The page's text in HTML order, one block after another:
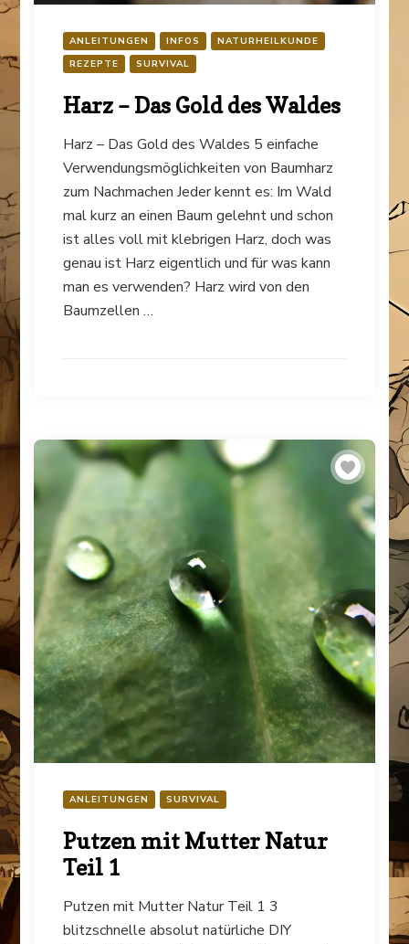
ANLEITUNGEN INFOS
NATURHEILKUNDE
REZEPTE
SURVIVAL
Harz – Das Gold des Waldes
Harz – Das Gold des Waldes 5 einfache
Verwendungsmöglichkeiten von Baumharz
zum Nachmachen Jeder kennt es: Im Wald
mal kurz an einen Baum gelehnt und schon
ist alles voll mit klebrigen Harz, doch was
genau ist Harz eigentlich und für was kann
man es verwenden? Harz wird von den
Baumzellen …
ANLEITUNGEN SURVIVAL
Putzen mit Mutter Natur
Teil 1
Putzen mit Mutter Natur Teil 1 3
blitzschnelle absolut natürliche DIY